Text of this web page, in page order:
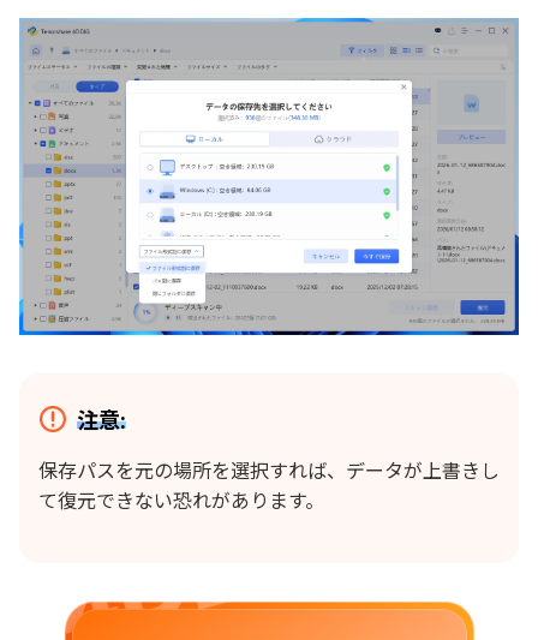
注意:
保存パスを元の場所を選択すれば、データが上書きし
て復元できない恐れがあります。